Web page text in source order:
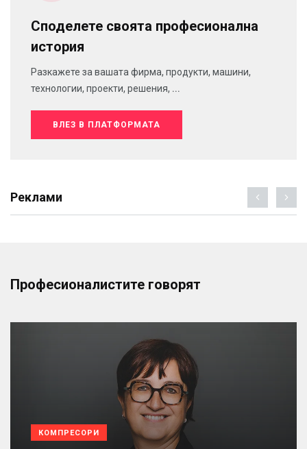
Споделете своята професионална
история
Разкажете за вашата фирма, продукти, машини,
технологии, проекти, решения, ...
ВЛЕЗ В ПЛАТФОРМАТА
Реклами
Професионалистите говорят
КОМПРЕСОРИ